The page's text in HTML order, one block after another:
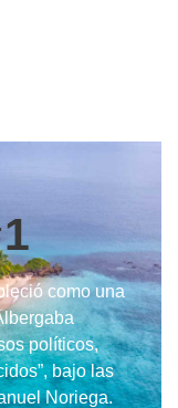
como una
políticos,
bajo las
Noriega.